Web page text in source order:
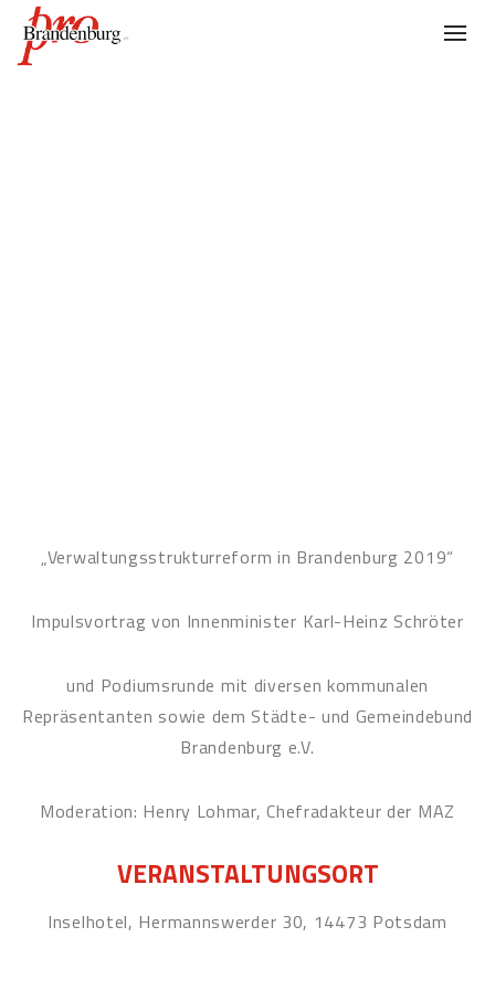
„Verwaltungsstrukturreform in Brandenburg 2019“
Impulsvortrag von Innenminister Karl-Heinz Schröter
und Podiumsrunde mit diversen kommunalen
Repräsentanten sowie dem Städte- und Gemeindebund
Brandenburg e.V.
Moderation: Henry Lohmar, Chefradakteur der MAZ
VERANSTALTUNGSORT
Inselhotel, Hermannswerder 30, 14473 Potsdam